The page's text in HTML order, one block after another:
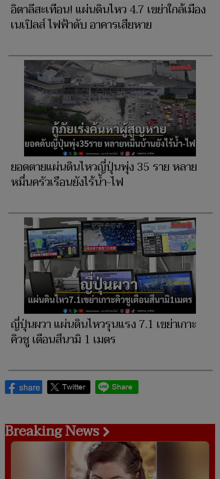
อิตาลีสะเทือน! แผ่นดินไหว 4.7 เขย่าใกล้เมือง
เนเปิลส์ ไฟฟ้าดับ อาคารเสียหาย
ยอดตายแผ่นดินไหวญี่ปุ่นพุ่ง 35 ราย หลาย
หมื่นครัวเรือนยังไร้น้ำ-ไฟ
ญี่ปุ่นผวา แผ่นดินไหวรุนแรง 7.1 เขย่าเกาะ
คิวชู เตือนสึนามิ 1 เมตร
Breaking News